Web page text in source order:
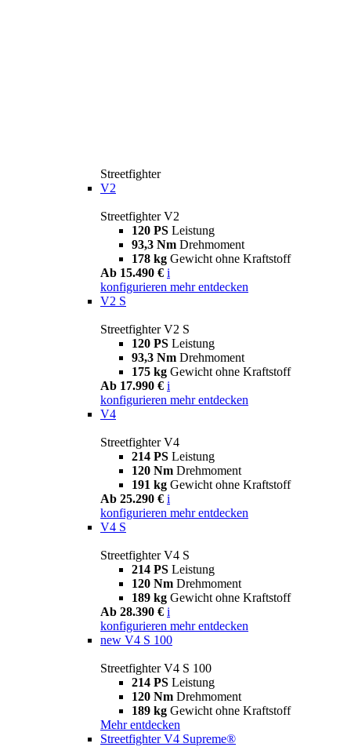
Streetfighter
V2
Streetfighter V2
120 PS Leistung
93,3 Nm Drehmoment
178 kg Gewicht ohne Kraftstoff
Ab 15.490 € i
konfigurieren mehr entdecken
V2 S
Streetfighter V2 S
120 PS Leistung
93,3 Nm Drehmoment
175 kg Gewicht ohne Kraftstoff
Ab 17.990 € i
konfigurieren mehr entdecken
V4
Streetfighter V4
214 PS Leistung
120 Nm Drehmoment
191 kg Gewicht ohne Kraftstoff
Ab 25.290 € i
konfigurieren mehr entdecken
V4 S
Streetfighter V4 S
214 PS Leistung
120 Nm Drehmoment
189 kg Gewicht ohne Kraftstoff
Ab 28.390 € i
konfigurieren mehr entdecken
new V4 S 100
Streetfighter V4 S 100
214 PS Leistung
120 Nm Drehmoment
189 kg Gewicht ohne Kraftstoff
Mehr entdecken
Streetfighter V4 Supreme®